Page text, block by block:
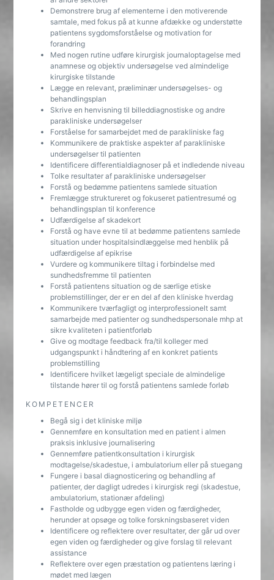
Demonstrere brug af elementerne i den motiverende
samtale, med fokus på at kunne afdække og understøtte
patientens sygdomsforståelse og motivation for
forandring
Med nogen rutine udføre kirurgisk journaloptagelse med
anamnese og objektiv undersøgelse ved almindelige
kirurgiske tilstande
Lægge en relevant, præliminær undersøgelses- og
behandlingsplan
Skrive en henvisning til billeddiagnostiske og andre
parakliniske undersøgelser
Forståelse for samarbejdet med de parakliniske fag
Kommunikere de praktiske aspekter af parakliniske
undersøgelser til patienten
Identificere differentialdiagnoser på et indledende niveau
Tolke resultater af parakliniske undersøgelser
Forstå og bedømme patientens samlede situation
Fremlægge struktureret og fokuseret patientresumé og
behandlingsplan til konference
Udfærdigelse af skadekort
Forstå og have evne til at bedømme patientens samlede
situation under hospitalsindlæggelse med henblik på
udfærdigelse af epikrise
Vurdere og kommunikere tiltag i forbindelse med
sundhedsfremme til patienten
Forstå patientens situation og de særlige etiske
problemstillinger, der er en del af den kliniske hverdag
Kommunikere tværfagligt og interprofessionelt samt
samarbejde med patienter og sundhedspersonale mhp at
sikre kvaliteten i patientforløb
Give og modtage feedback fra/til kolleger med
udgangspunkt i håndtering af en konkret patients
problemstilling
Identificere hvilket lægeligt speciale de almindelige
tilstande hører til og forstå patientens samlede forløb
KOMPETENCER
Begå sig i det kliniske miljø
Gennemføre en konsultation med en patient i almen
praksis inklusive journalisering
Gennemføre patientkonsultation i kirurgisk
modtagelse/skadestue, i ambulatorium eller på stuegang
Fungere i basal diagnosticering og behandling af
patienter, der dagligt udredes i kirurgisk regi (skadestue,
ambulatorium, stationær afdeling)
Fastholde og udbygge egen viden og færdigheder,
herunder at opsøge og tolke forskningsbaseret viden
Identificere og reflektere over resultater, der går ud over
egen viden og færdigheder og give forslag til relevant
assistance
Reflektere over egen præstation og patientens læring i
mødet med lægen